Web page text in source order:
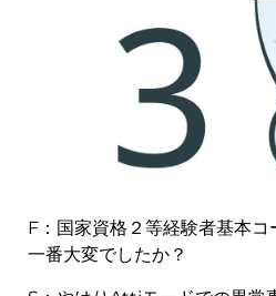
F：国家資格２等経験者基本
一番大変でしたか？